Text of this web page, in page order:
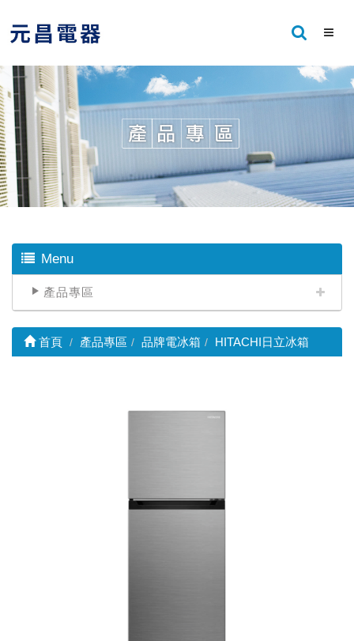
Menu
產品專區
首頁 產品專區 品牌電冰箱 HITACHI日立冰箱